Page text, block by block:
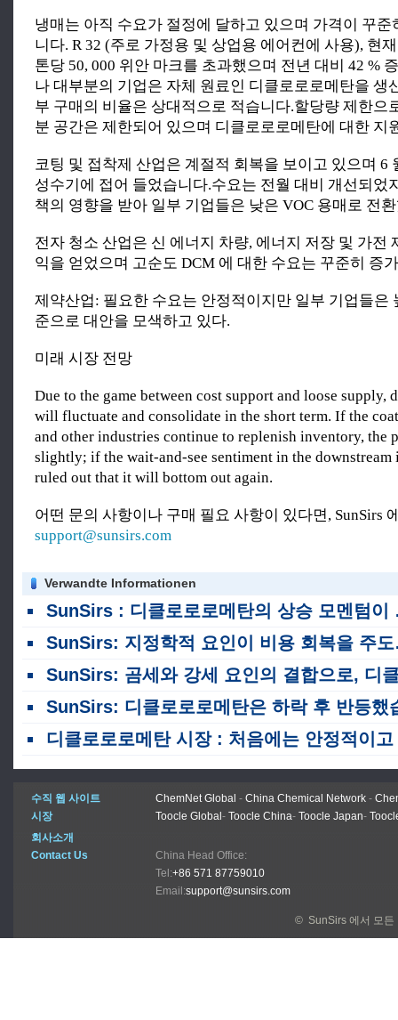
냉매는 아직 수요가 절정에 달하고 있으며 가격이 꾸준
니다. R 32 (주로 가정용 및 상업용 에어컨에 사용), 현
톤당 50, 000 위안 마크를 초과했으며 전년 대비 42 %
나 대부분의 기업은 자체 원료인 디클로로로메탄을 생
부 구매의 비율은 상대적으로 적습니다.할당량 제한으
분 공간은 제한되어 있으며 디클로로로메탄에 대한 지
코팅 및 접착제 산업은 계절적 회복을 보이고 있으며 6
성수기에 접어 들었습니다.수요는 전월 대비 개선되었
책의 영향을 받아 일부 기업들은 낮은 VOC 용매로 전
전자 청소 산업은 신 에너지 차량, 에너지 저장 및 가전
익을 얻었으며 고순도 DCM 에 대한 수요는 꾸준히 증
제약산업: 필요한 수요는 안정적이지만 일부 기업들은
준으로 대안을 모색하고 있다.
미래 시장 전망
Due to the game between cost support and loose supply,
will fluctuate and consolidate in the short term. If the
and other industries continue to replenish inventory, the
slightly; if the wait-and-see sentiment in the downstream
ruled out that it will bottom out again.
어떤 문의 사항이나 구매 필요 사항이 있다면, SunSirs
support@sunsirs.com
Verwandte Informationen
SunSirs : 디클로로로메탄의 상승 모멘텀이 완화되고 단기적으로 좁은 범위에서 상승 톤 내에서 안정적입니다
SunSirs: 지정학적 요인이 비용 회복을 주도하고 디클로로로메탄 가격이 10% 이상 상승했습니다.
SunSirs: 곰세와 강세 요인의 결합으로, 디클로로로메탄 가격은 꾸준히 하락하고 있
SunSirs: 디클로로로메탄은 하락 후 반등했습니
디클로로로메탄 시장 : 처음에는 안정적이고 붕괴됩니다.
수직 웹 사이트 ChemNet Global - China Chemical Network -
시장
Toocle Global- Toocle China- Toocle Japan-
회사소개
Contact Us
China Head Office:
Tel:+86 571 87759010
Email:support@sunsirs.com
© SunSirs 에서 모